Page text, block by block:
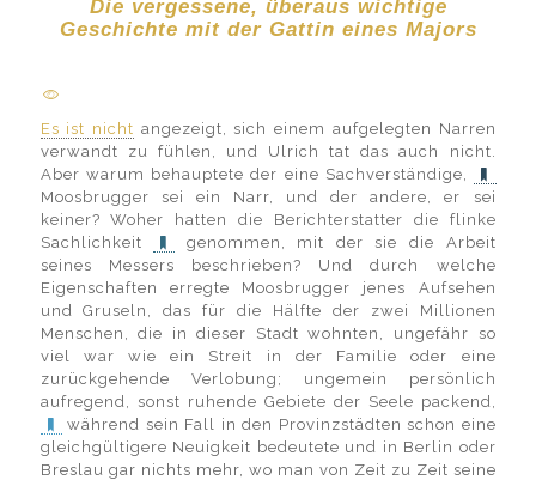
Die vergessene, überaus wichtige
Geschichte mit der Gattin eines Majors
Es ist nicht angezeigt, sich einem aufgelegten Narren
verwandt zu fühlen, und Ulrich tat das auch nicht.
Aber warum behauptete der eine Sachverständige,
Moosbrugger sei ein Narr, und der andere, er sei
keiner? Woher hatten die Berichterstatter die flinke
Sachlichkeit
genommen, mit der sie die Arbeit
seines Messers beschrieben? Und durch welche
Eigenschaften erregte Moosbrugger jenes Aufsehen
und Gruseln, das für die Hälfte der zwei Millionen
Menschen, die in dieser Stadt wohnten, ungefähr so
viel war wie ein Streit in der Familie oder eine
zurückgehende Verlobung; ungemein persönlich
aufregend, sonst ruhende Gebiete der Seele packend,
während sein Fall in den Provinzstädten schon eine
gleichgültigere Neuigkeit bedeutete und in Berlin oder
Breslau gar nichts mehr, wo man von Zeit zu Zeit seine